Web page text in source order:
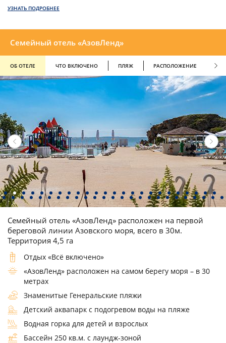
УЗНАТЬ ПОДРОБНЕЕ
Семейный отель «АзовЛенд»
ОБ ОТЕЛЕ ЧТО ВКЛЮЧЕНО ПЛЯЖ РАСПОЛОЖЕНИЕ
Семейный отель «АзовЛенд» расположен на первой
береговой линии Азовского моря, всего в 30м.
Территория 4,5 га
Отдых «Всё включено»
«АзовЛенд» расположен на самом берегу моря – в 30
метрах
Знаменитые Генеральские пляжи
Детский аквапарк с подогревом воды на пляже
Водная горка для детей и взрослых
Бассейн 250 кв.м. с лаундж-зоной